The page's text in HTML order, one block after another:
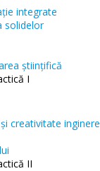
integrate
solidelor
ştiinţifică
I
creativitate
II